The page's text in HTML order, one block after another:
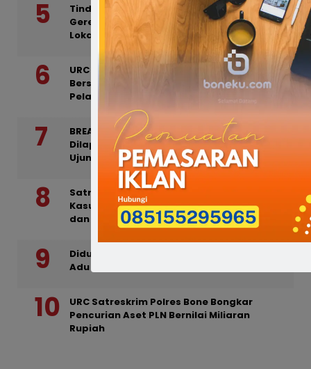
Tindak Lanjuti Laporan Warga, Polisi
Gerebek Rumah yang Diduga Dijadikan
Lokasi Prostitusi
URC Resmob Bone Sisir TKP Penganiayaan
Bersenjata Parang di Mattanete Bua,
Pelaku Akhirnya Ditamankan
BREAKING NEWS : Nelayan di Bone
Dilaporkan Tenggelam di Perairan Cappa
Ujung
Satresnarkoba Polres Bone Ungkap 35
Kasus Narkotika, Amankan 42 Tersangka
dan Sita 78,65 Gram Sabu
Diduga Dipicu Antrean BBM, Dua Warga
Adu Jotos di SPBU Jalan Mangga Bone
URC Satreskrim Polres Bone Bongkar
Pencurian Aset PLN Bernilai Miliaran
Rupiah